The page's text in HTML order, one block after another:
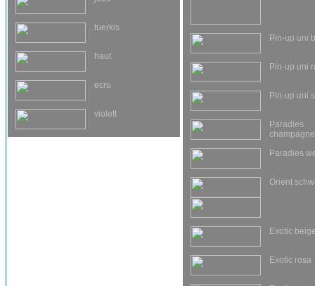
tuerkis
haut
ecru
violett
Pin-up uni
Pin-up uni
Pin-up uni
Paradies
Paradies
Orient
Exotic
Exotic rosa